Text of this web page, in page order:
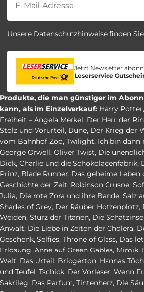
Unsere Datenschutzhinweise finden Sie
Jetzt Newsletter
Leserservice
Produkte, die man günstiger im
kann, als im Einzelverkauf: Harry Potter,
Freiheit – Angela Merkel, Der Herr der
Stolz und Vorurteil, Dune, Der Krieg der
vom Bahnhof Zoo, Twilight, Ich bin dann
George Orwell, Oliver Twist, Die
Dick, Charlie und die Schokoladenfabrik,
Prinz, Blade Runner, Das geheime Leben
Geschichte der Zeit, Robinson Crusoe,
Julia, Die rote Zora und ihre Bande, Salz
Shades of Grey, Der Räuber Hotzenplotz,
Weiden, Sturz der Titanen, Die Schatzinsel
Anwalt, Die Liebe in Zeiten der Cholera,
Geschenk, Selfies, Throne of Glass, Das
Erlösung, Anne auf Green Gables, Mimik,
Welt, Das Urteil, Bridgerton, Hannas
und Teufel, Tschick, Der Vorleser, Wenn
Sakrileg, Das Parfum, Tintenherz, Die